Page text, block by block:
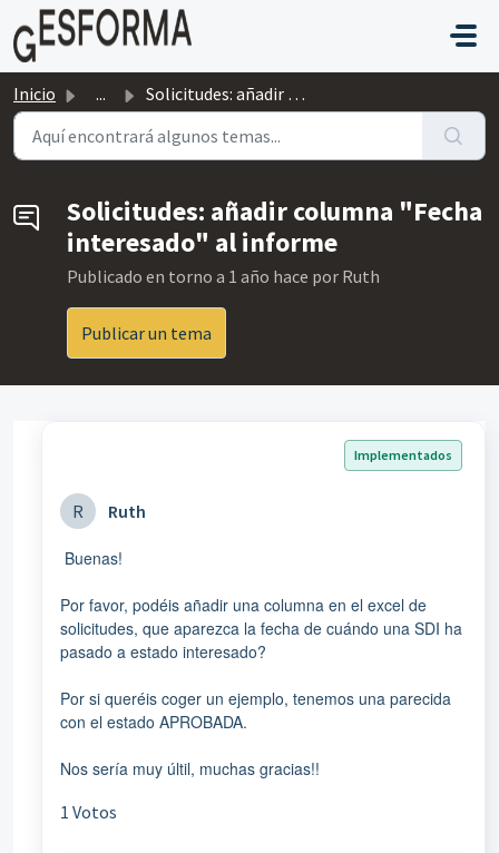
Saltar al contenido principal
Inicio ... Solicitudes: añadir columna "Fecha interesado" ...
Solicitudes: añadir columna "Fecha
interesado" al informe
Publicado en torno a 1 año hace por Ruth
Publicar un tema
Implementados
R Ruth
Buenas!
Por favor, podéis añadir una columna en el excel de
solicitudes, que aparezca la fecha de cuándo una SDI ha
pasado a estado interesado?
Por si queréis coger un ejemplo, tenemos una parecida
con el estado APROBADA.
Nos sería muy últil, muchas gracias!!
1 Votos